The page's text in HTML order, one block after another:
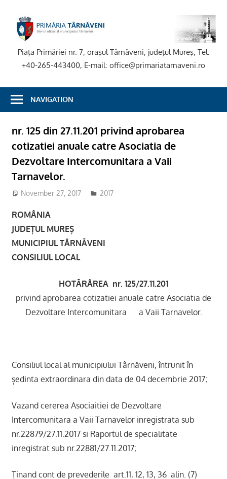
content
Piaţa Primăriei nr. 7, oraşul Târnăveni, judeţul Mureş, Tel:
+40-265-443400, E-mail: office@primariatarnaveni.ro
NAVIGATION
nr. 125 din 27.11.201 privind aprobarea
cotizatiei anuale catre Asociatia de
Dezvoltare Intercomunitara a Vaii
Tarnavelor.
November 27, 2017 admsite
2017
ROMÂNIA
JUDEȚUL MUREȘ
MUNICIPIUL TÂRNĂVENI
CONSILIUL LOCAL
HOTĂRÂREA nr. 125/27.11.201
privind aprobarea cotizatiei anuale catre Asociatia de
Dezvoltare Intercomunitara a Vaii Tarnavelor.
Consiliul local al municipiului Târnăveni, întrunit în
ședinta extraordinara din data de 04 decembrie 2017;
Vazand cererea Asociaitiei de Dezvoltare
Intercomunitara a Vaii Tarnavelor inregistrata sub
nr.22879/27.11.2017 si Raportul de specialitate
inregistrat sub nr.22881/27.11.2017;
Ținand cont de prevederile art.11, 12, 13, 36 alin. (7)